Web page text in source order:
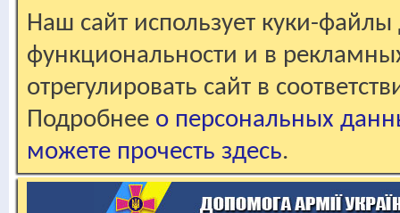
Наш сайт использует куки-файлы
функциональности и в
отрегулировать сайт в
Подробнее о персональных
можете прочесть здесь.